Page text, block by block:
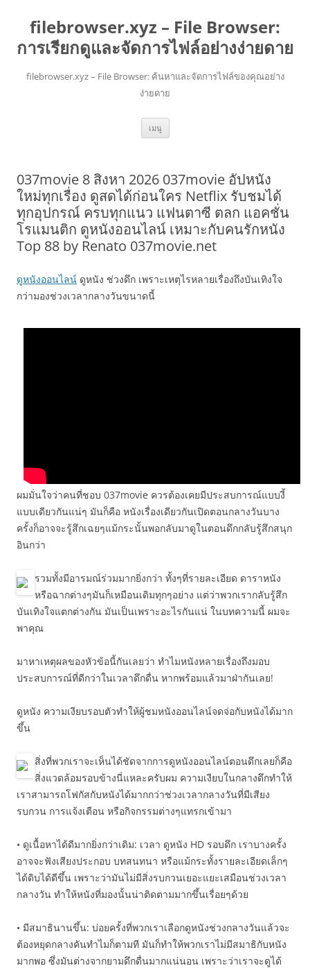
filebrowser.xyz – File Browser:
การเรียกดูและจัดการไฟล์อย่างง่ายดาย
filebrowser.xyz – File Browser: ค้นหาและจัดการไฟล์ของคุณอย่าง
ง่ายดาย
เมนู ข้าม
ยัง
037movie 8 สิงหา 2026 037movie อัปหนัง
ใหม่ทุกเรื่อง ดูสดได้ก่อนใคร Netflix รับชมได้
ทุกอุปกรณ์ ครบทุกแนว แฟนตาซี ตลก แอคชั่น
โรแมนติก ดูหนังออนไลน์ เหมาะกับคนรักหนัง
Top 88 by Renato 037movie.net
ดูหนังออนไลน์ ดูหนัง ช่วงดึก เพราะเหตุไรหลายเรื่องถึงบันเทิงใจ
กว่ามองช่วงเวลากลางวันขนาดนี้
ผมมั่นใจว่าคนที่ชอบ 037movie ควรต้องเคยมีประสบการณ์แบบงี้
แบบเดียวกันแน่ๆ มันก็คือ หนังเรื่องเดียวกันเปิดตอนกลางวันบาง
ครั้งก็อาจจะรู้สึกเฉยๆแม้กระนั้นพอกลับมาดูในตอนดึกกลับรู้สึกสนุก
อินกว่า
รวมทั้งมีอารมณ์ร่วมมากยิ่งกว่า ทั้งๆที่รายละเอียด ดาราหนัง
หรือฉากต่างๆมันก็เหมือนเดิมทุกๆอย่าง แต่ว่าพวกเรากลับรู้สึก
บันเทิงใจแตกต่างกัน มันเป็นเพราะอะไรกันแน่ ในบทความนี้ ผมจะ
พาคุณ
มาหาเหตุผลของหัวข้อนี้กันเลยว่า ทำไมหนังหลายเรื่องถึงมอบ
ประสบการณ์ที่ดีกว่าในเวลาดึกดื่น หากพร้อมแล้วมาฝ่ากันเลย!
ดูหนัง ความเงียบรอบตัวทำให้ผู้ชมหนังออนไลน์จดจ่อกับหนังได้มาก
ขึ้น
สิ่งที่พวกเราจะเห็นได้ชัดจากการดูหนังออนไลน์ตอนดึกเลยก็คือ
สิ่งแวดล้อมรอบข้างนี่แหละครับผม ความเงียบในกลางดึกทำให้
เราสามารถโฟกัสกับหนังได้มากกว่าช่วงเวลากลางวันที่มีเสียง
รบกวน การแจ้งเตือน หรือกิจกรรมต่างๆแทรกเข้ามา
• ดูเนื้อหาได้ดีมากยิ่งกว่าเดิม: เวลา ดูหนัง HD รอบดึก เราบางครั้ง
อาจจะฟังเสียงประกอบ บทสนทนา หรือแม้กระทั้งรายละเอียดเล็กๆ
ได้ดิบได้ดีขึ้น เพราะว่ามันไม่มีสิ่งรบกวนเยอะแยะเสมือนช่วงเวลา
กลางวัน ทำให้หนังที่มองนั้นน่าติดตามมากขึ้นเรื่อยๆด้วย
• มีสมาธินานขึ้น: บ่อยครั้งที่พวกเราเลือกดูหนังช่วงกลางวันแล้วจะ
ต้องหยุดกลางคันทำไมก็ตามที มันก็ทำให้พวกเราไม่มีสมาธิกับหนัง
มากพอ ซึ่งมันต่างจากยามดึกดื่นมากแน่นอน เพราะว่าเราจะดูได้